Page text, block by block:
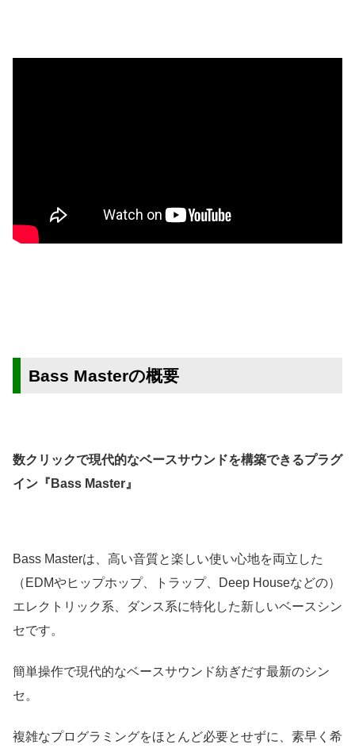
Bass Masterの概要
数クリックで現代的なベースサウンドを構築できるプラグ
イン『Bass Master』
Bass Masterは、高い音質と楽しい使い心地を両立した
（EDMやヒップホップ、トラップ、Deep Houseなどの）
エレクトリック系、ダンス系に特化した新しいベースシン
セです。
簡単操作で現代的なベースサウンド紡ぎだす最新のシン
セ。
複雑なプログラミングをほとんど必要とせずに、素早く希